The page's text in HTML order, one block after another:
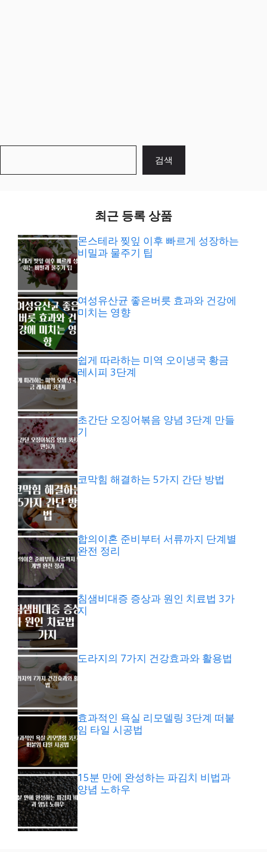
검색
최근 등록 상품
몬스테라 찢잎 이후 빠르게 성장하는
비밀과 물주기 팁
여성유산균 좋은버릇 효과와 건강에
미치는 영향
쉽게 따라하는 미역 오이냉국 황금
레시피 3단계
초간단 오징어볶음 양념 3단계 만들
기
코막힘 해결하는 5가지 간단 방법
합의이혼 준비부터 서류까지 단계별
완전 정리
침샘비대증 증상과 원인 치료법 3가
지
도라지의 7가지 건강효과와 활용법
효과적인 욕실 리모델링 3단계 떠붙
임 타일 시공법
15분 만에 완성하는 파김치 비법과
양념 노하우